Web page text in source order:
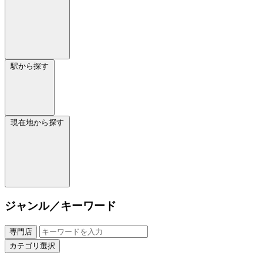
駅から探す
現在地から探す
ジャンル／キーワード
専門店
カテゴリ選択